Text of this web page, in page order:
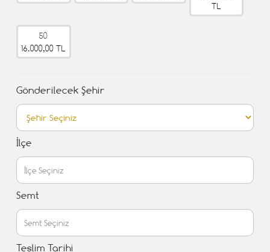
TL
50
16.000,00 TL
Gönderilecek Şehir
İlçe
Semt
Teslim Tarihi